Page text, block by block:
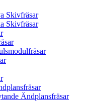
Skivfräsar
Skivfräsar
Ändplansfräsar